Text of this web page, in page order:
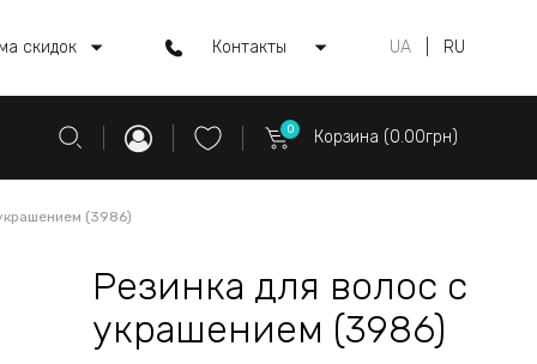
скидок Контакты UA RU
0 Корзина (0.00грн)
(3986)
Резинка для волос с
украшением (3986)